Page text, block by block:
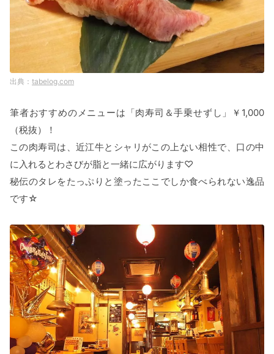
tabelog.com
筆者おすすめのメニューは「肉寿司＆手乗せずし」￥1,000
（税抜）！
この肉寿司は、近江牛とシャリがこの上ない相性で、口の中
に入れるとわさびが脂と一緒に広がります♡
秘伝のタレをたっぷりと塗ったここでしか食べられない逸品
です☆